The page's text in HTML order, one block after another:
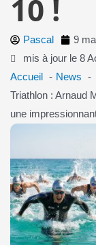
10 !
Pascal 9
mis à jour le 8
Accueil
News
Triathlon : Arnaud
une